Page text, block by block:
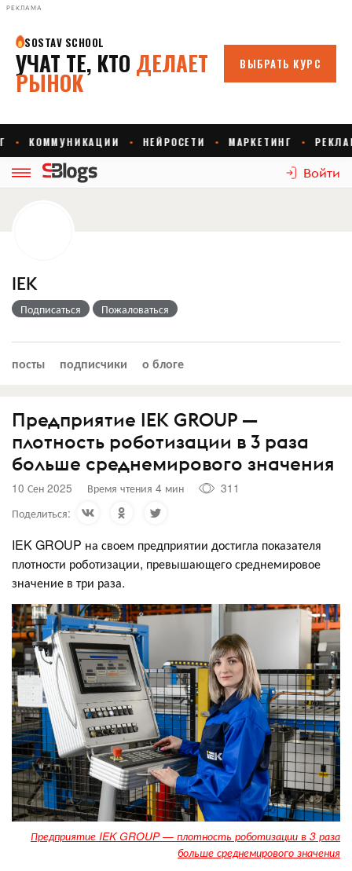
РЕКЛАМА
Войти
IEK
Подписаться Пожаловаться
посты подписчики о блоге
Предприятие IEK GROUP —
плотность роботизации в 3 раза
больше среднемирового значения
10 Сен 2025 Время чтения 4 мин
311
Поделиться:
IEK GROUP на своем предприятии достигла показателя
плотности роботизации, превышающего среднемировое
значение в три раза.
Предприятие IEK GROUP — плотность роботизации в 3 раза
больше среднемирового значения